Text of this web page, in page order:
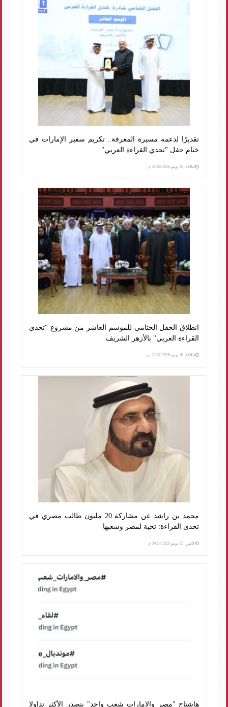
تقديرًا لدعمه مسيرة المعرفة.. تكريم سفير الإمارات في
ختام حفل "تحدي القراءة العربي"
الثلاثاء، 16 يونيو 2026 02:06 م
انطلاق الحفل الختامي للموسم العاشر من مشروع "تحدي
القراءة العربي" بالأزهر الشريف
الثلاثاء، 16 يونيو 2026 11:02 ص
محمد بن راشد عن مشاركة 20 مليون طالب مصري في
تحدى القراءة: تحية لمصر وشعبها
الإثنين، 15 يونيو 2026 09:24 م
هاشتاج "مصر والإمارات شعب واحد" يتصدر الأكثر تداولا